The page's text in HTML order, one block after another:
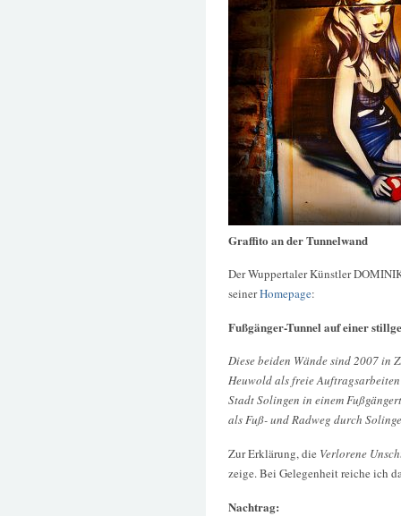
Graffito an der Tunnelwand
Der Wuppertaler Künstler
seinerHomepage:
Fußgänger-Tunnel auf einer
Diese beiden Wände sind 2007 in
Heuwold als freie
Stadt Solingen in einem
als Fuß- und Radweg durch
Zur Erklärung, die Verlorene
zeige. Bei Gelegenheit reiche ich
Nachtrag: